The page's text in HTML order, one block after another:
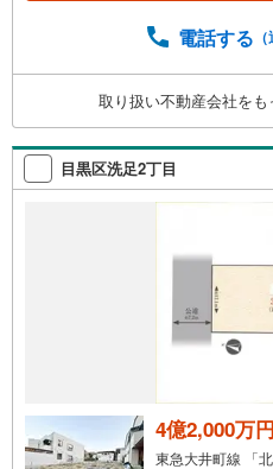
た資金計画のご提案・
するのが効果的？・ど
切な借入額は？■キッズ
ちゃ、絵本、ぬりえな
【下部オレンジ色資料
さい！
電話する
取り扱い不動産会社をも
目黒区洗足2丁目
4億2,000万円
東急大井町線 「